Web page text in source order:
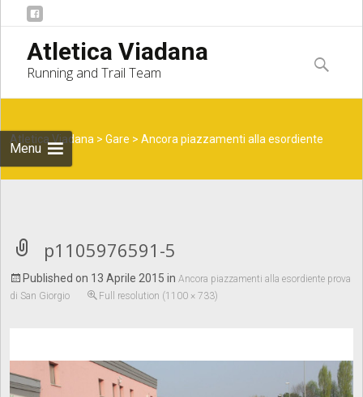
Atletica Viadana
Running and Trail Team
Menu
content
Ricerca
per:
Atletica Viadana >Gare >Ancora piazzamenti alla esordiente
p1105976591-5
Published on 13 Aprile 2015 in Ancora piazzamenti alla esordiente prova
di San Giorgio
Full resolution (1100 × 733)